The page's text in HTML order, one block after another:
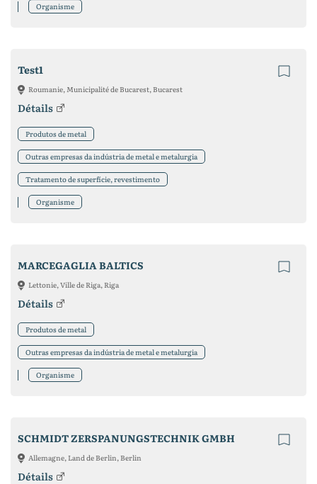
Organisme
Test1
Roumanie, Municipalité de Bucarest, Bucarest
Détails
Produtos de metal
Outras empresas da indústria de metal e metalurgia
Tratamento de superfície, revestimento
Organisme
MARCEGAGLIA BALTICS
Lettonie, Ville de Riga, Riga
Détails
Produtos de metal
Outras empresas da indústria de metal e metalurgia
Organisme
SCHMIDT ZERSPANUNGSTECHNIK GMBH
Allemagne, Land de Berlin, Berlin
Détails